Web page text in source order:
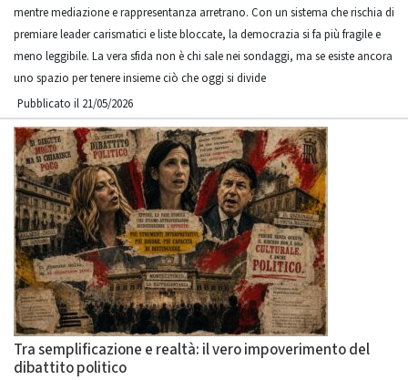
mentre mediazione e rappresentanza arretrano. Con un sistema che rischia di
premiare leader carismatici e liste bloccate, la democrazia si fa più fragile e
meno leggibile. La vera sfida non è chi sale nei sondaggi, ma se esiste ancora
uno spazio per tenere insieme ciò che oggi si divide
Pubblicato il 21/05/2026
Tra semplificazione e realtà: il vero impoverimento del
dibattito politico